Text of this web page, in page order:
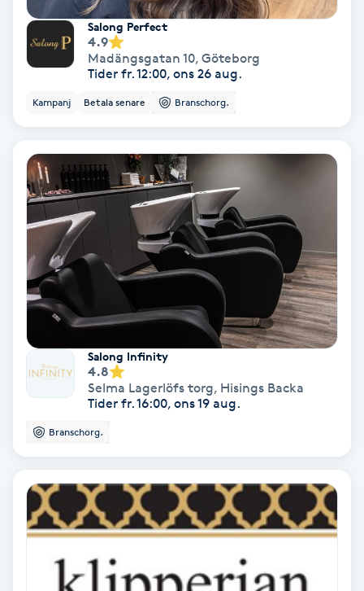
Mesoterapi
MicroPen
Microshading
Mixfransar
Nagelförlängning
Nagelförlängning akryl
Nagelförlängning gelé
Nagelförlängning glasfiber
Nagelförlängning silke
Nagelklippning
Nagelsvamp
Nageltrång
Salong Perfect
4.9
Madängsgatan 10, Göteborg
Tider fr. 12:00, ons 26 aug.
Kampanj Betala senare Branschorg.
Salong Infinity
4.8
Selma Lagerlöfs torg, Hisings Backa
Tider fr. 16:00, ons 19 aug.
Branschorg.